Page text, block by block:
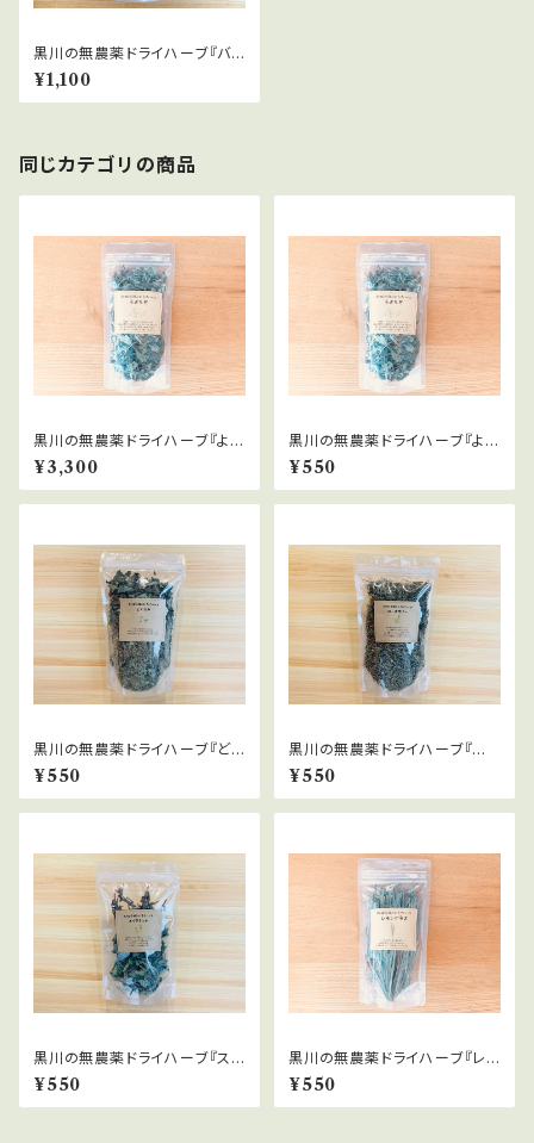
黒川の無農薬ドライハーブ『バタ
フライピー』20ｇ
¥1,100
同じカテゴリの商品
黒川の無農薬ドライハーブ『よも
ぎ』業務用200ｇ
¥3,300
黒川の無農薬ドライハーブ『よも
ぎ』12ｇ
¥550
黒川の無農薬ドライハーブ『どく
だみ』20ｇ
¥550
黒川の無農薬ドライハーブ『ロ
ーズマリー』20ｇ
¥550
黒川の無農薬ドライハーブ『ス
ペアミント』10ｇ
¥550
黒川の無農薬ドライハーブ『レモ
ングラス』12ｇ
¥550